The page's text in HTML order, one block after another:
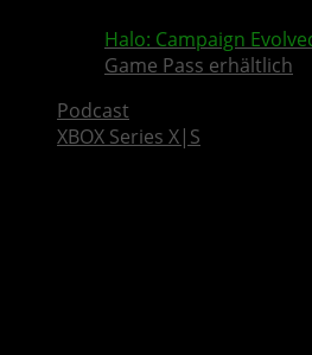
Halo: Campaign
Game Pass erhältlich
Podcast
XBOX Series X|S